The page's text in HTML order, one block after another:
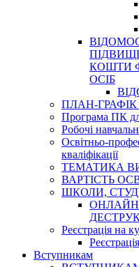
КОШТИ
ОСІБ
ПЛАН-
Програма ПК
Робочі
Освітньо-
кваліфікації
ТЕМАТИКА
ВАРТІСТЬ
ШКОЛИ,
Реєстрація на
Вступникам